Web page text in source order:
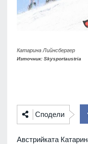
Катарина Лийнсбергер
Източник: Skysportaustria
Сподели
Австрийката